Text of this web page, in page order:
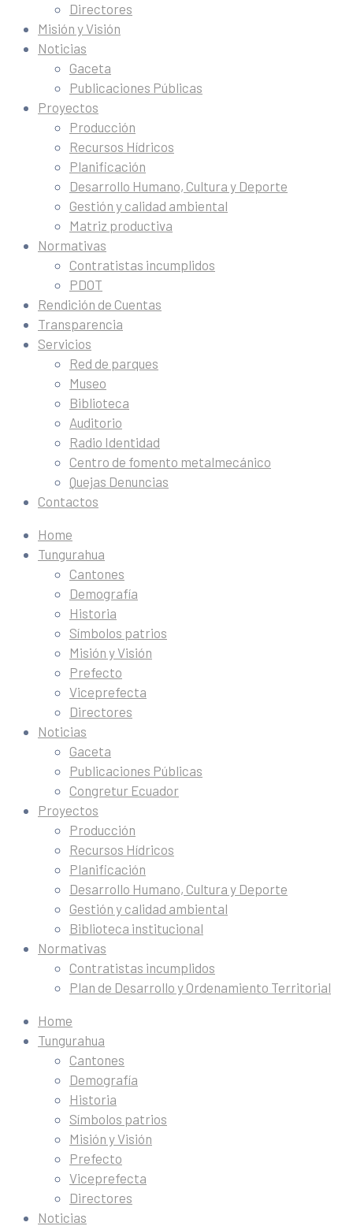
Directores
Misión y Visión
Noticias
Gaceta
Publicaciones Públicas
Proyectos
Producción
Recursos Hídricos
Planificación
Desarrollo Humano, Cultura y Deporte
Gestión y calidad ambiental
Matriz productiva
Normativas
Contratistas incumplidos
PDOT
Rendición de Cuentas
Transparencia
Servicios
Red de parques
Museo
Biblioteca
Auditorio
Radio Identidad
Centro de fomento metalmecánico
Quejas Denuncias
Contactos
Home
Tungurahua
Cantones
Demografía
Historia
Símbolos patrios
Misión y Visión
Prefecto
Viceprefecta
Directores
Noticias
Gaceta
Publicaciones Públicas
Congretur Ecuador
Proyectos
Producción
Recursos Hídricos
Planificación
Desarrollo Humano, Cultura y Deporte
Gestión y calidad ambiental
Biblioteca institucional
Normativas
Contratistas incumplidos
Plan de Desarrollo y Ordenamiento Territorial
Home
Tungurahua
Cantones
Demografía
Historia
Símbolos patrios
Misión y Visión
Prefecto
Viceprefecta
Directores
Noticias